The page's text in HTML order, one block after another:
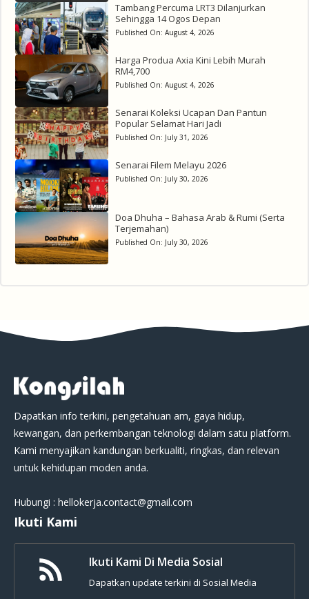
Tambang Percuma LRT3 Dilanjurkan
Sehingga 14 Ogos Depan
Published On: August 4, 2026
Harga Produa Axia Kini Lebih Murah
RM4,700
Published On: August 4, 2026
Senarai Koleksi Ucapan Dan Pantun
Popular Selamat Hari Jadi
Published On: July 31, 2026
Senarai Filem Melayu 2026
Published On: July 30, 2026
Doa Dhuha – Bahasa Arab & Rumi (Serta
Terjemahan)
Published On: July 30, 2026
Dapatkan info terkini, pengetahuan am, gaya hidup,
kewangan, dan perkembangan teknologi dalam satu platform.
Kami menyajikan kandungan berkualiti, ringkas, dan relevan
untuk kehidupan moden anda.
Hubungi : hellokerja.contact@gmail.com
Ikuti Kami
Ikuti Kami Di Media Sosial
Dapatkan update terkini di Sosial Media